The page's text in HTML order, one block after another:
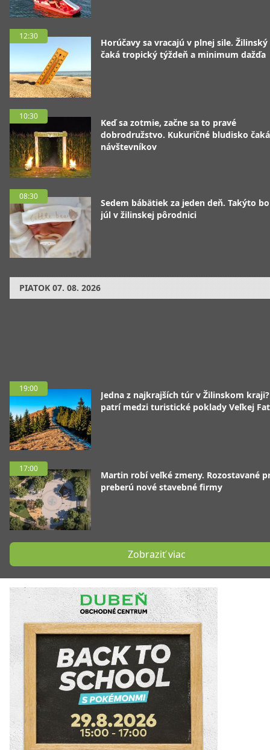
12:30
Horúčavy sa vracajú v plnej sile.
čaká tropický týždeň a minimum dažďa
10:30
Keď sa zotmie, začne sa to pravé
dobrodružstvo. Kukuričné bludisko
návštevníkov
08:30
Sedem bábätiek za jeden deň. Takýto
júl v žilinskej pôrodnici
PIATOK 07. 08. 2026
19:00
Jedna z najkrajších túr v Žilinskom
patrí medzi turistické poklady Veľkej
17:00
Martin robí veľké zmeny. Rozostavané
preberú nové stavebné firmy
Zobraziť viac